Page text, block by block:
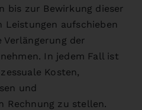
bis zur Bewirkung dieser
Leistungen aufschieben
Verlängerung der
In jedem Fall ist
Kosten,
und
Rechnung zu stellen.